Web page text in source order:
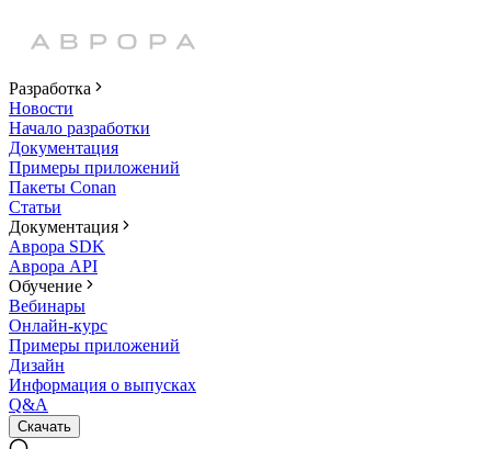
Разработка
Новости
Начало разработки
Документация
Примеры приложений
Пакеты Conan
Статьи
Документация
Аврора SDK
Аврора API
Обучение
Вебинары
Онлайн-курс
Примеры приложений
Дизайн
Информация о выпусках
Q&A
Скачать